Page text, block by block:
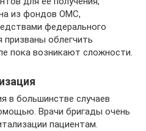
из фондов ОМС,
федерального
облегчить
пока возникают сложности.
в большинстве случаев
Врачи бригады очень
пациентам.